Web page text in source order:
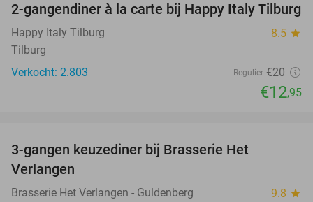
35%
2-gangendiner à la carte bij Happy Italy Tilburg
Happy Italy Tilburg 8.5 star
Tilburg
Verkocht: 2.803
Regulier €20
€12,95
3-gangen keuzediner bij Brasserie Het
Verlangen
Brasserie Het Verlangen - Guldenberg 9.8 star